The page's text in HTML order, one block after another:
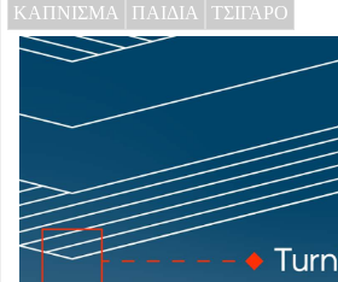
ΚΑΠΝΙΣΜΑ ΠΑΙΔΙΑ ΤΣΙΓΑΡΟ